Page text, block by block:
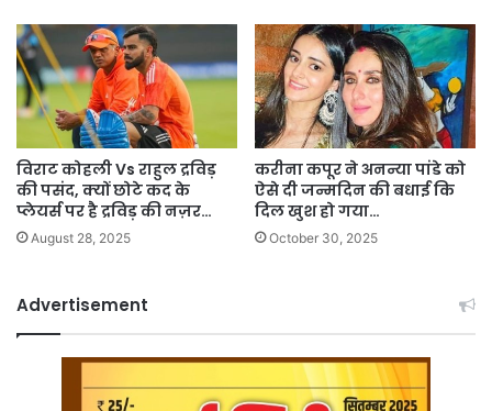
विराट कोहली Vs राहुल द्रविड़
की पसंद, क्यों छोटे कद के
प्लेयर्स पर है द्रविड़ की नज़र…
August 28, 2025
करीना कपूर ने अनन्या पांडे को
ऐसे दी जन्मदिन की बधाई कि
दिल खुश हो गया…
October 30, 2025
Advertisement